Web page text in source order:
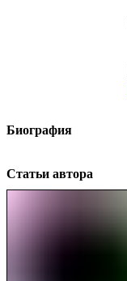
Биография
Статьи автора